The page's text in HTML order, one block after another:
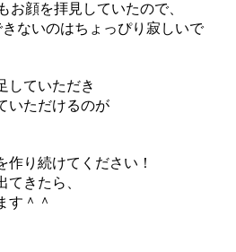
お顔を拝見していたので、
ないのはちょっぴり寂しいで
していただき
いただけるのが
作り続けてください！
てきたら、
す＾＾